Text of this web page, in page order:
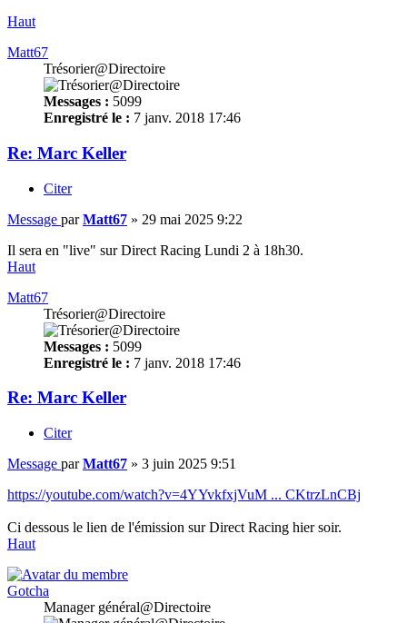
Haut
Matt67
Trésorier@Directoire
Messages : 5099
Enregistré le : 7 janv. 2018 17:46
Re: Marc Keller
Citer
Message parMatt67 » 29 mai 2025 9:22
Il sera en "live" sur Direct Racing Lundi 2 à 18h30.
Haut
Matt67
Trésorier@Directoire
Messages : 5099
Enregistré le : 7 janv. 2018 17:46
Re: Marc Keller
Citer
Message parMatt67 » 3 juin 2025 9:51
https://youtube.com/watch?v=4YYvkfxjVuM ... CKtrzLnCBj
Ci dessous le lien de l'émission sur Direct Racing hier soir.
Haut
Gotcha
Manager général@Directoire